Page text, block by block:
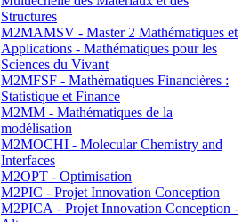
Structures
M2MAMSV - Master 2 Mathématiques et
Applications - Mathématiques pour les
Sciences du Vivant
M2MFSF - Mathématiques Financières :
Statistique et Finance
M2MM - Mathématiques de la
modélisation
M2MOCHI - Molecular Chemistry and
Interfaces
M2OPT - Optimisation
M2PIC - Projet Innovation Conception
M2PICA - Projet Innovation Conception -